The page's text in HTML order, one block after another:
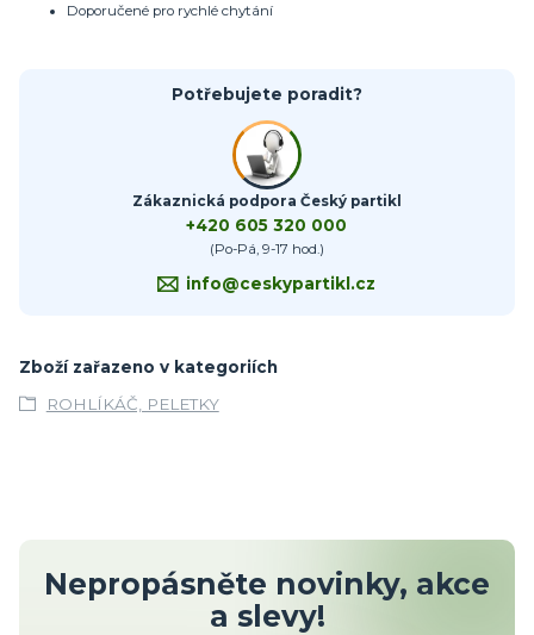
Doporučené pro rychlé chytání
Potřebujete poradit?
Zákaznická podpora Český partikl
+420 605 320 000
(Po-Pá, 9-17 hod.)
info@ceskypartikl.cz
Zboží zařazeno v kategoriích
ROHLÍKÁČ, PELETKY
Nepropásněte novinky, akce
a slevy!